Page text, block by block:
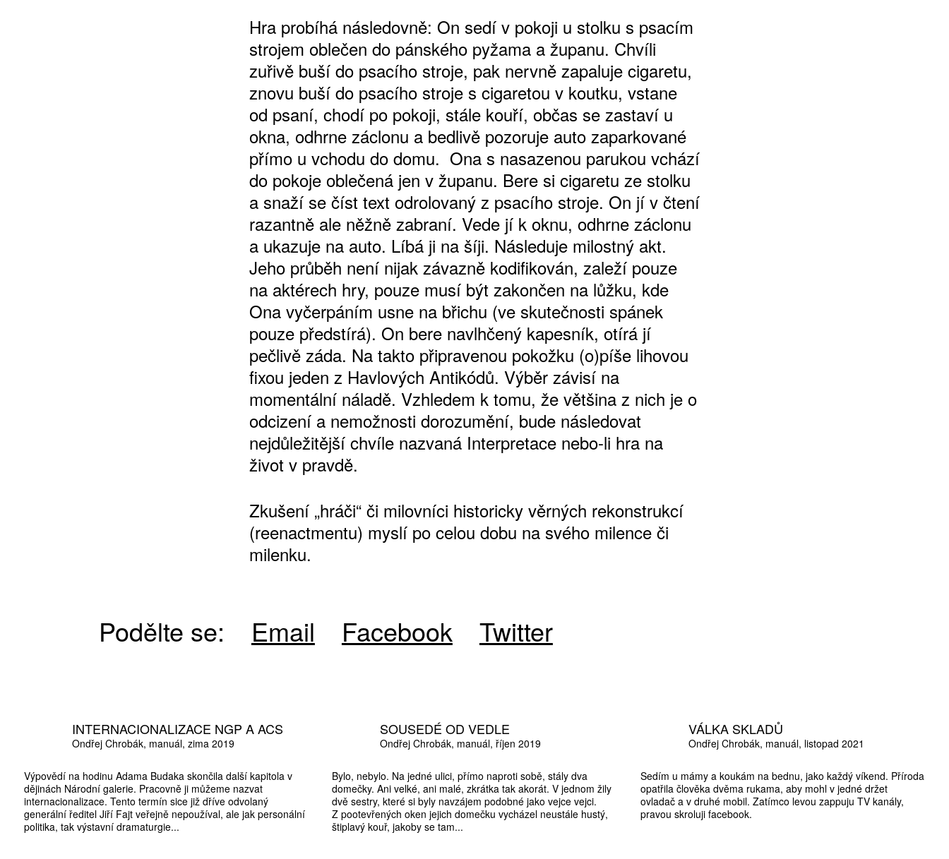
Hra probíhá následovně: On sedí v pokoji u stolku s psacím
strojem oblečen do pánského pyžama a županu. Chvíli
zuřivě buší do psacího stroje, pak nervně zapaluje cigaretu,
znovu buší do psacího stroje s cigaretou v koutku, vstane
od psaní, chodí po pokoji, stále kouří, občas se zastaví u
okna, odhrne záclonu a bedlivě pozoruje auto zaparkované
přímo u vchodu do domu. Ona s nasazenou parukou vchází
do pokoje oblečená jen v županu. Bere si cigaretu ze stolku
a snaží se číst text odrolovaný z psacího stroje. On jí v čtení
razantně ale něžně zabraní. Vede jí k oknu, odhrne záclonu
a ukazuje na auto. Líbá ji na šíji. Následuje milostný akt.
Jeho průběh není nijak závazně kodifikován, zaleží pouze
na aktérech hry, pouze musí být zakončen na lůžku, kde
Ona vyčerpáním usne na břichu (ve skutečnosti spánek
pouze předstírá). On bere navlhčený kapesník, otírá jí
pečlivě záda. Na takto připravenou pokožku (o)píše lihovou
fixou jeden z Havlových Antikódů. Výběr závisí na
momentální náladě. Vzhledem k tomu, že většina z nich je o
odcizení a nemožnosti dorozumění, bude následovat
nejdůležitější chvíle nazvaná Interpretace nebo-li hra na
život v pravdě.
Zkušení „hráči“ či milovníci historicky věrných rekonstrukcí
(reenactmentu) myslí po celou dobu na svého milence či
milenku.
Podělte se: Email Facebook Twitter
INTERNACIONALIZACE NGP A ACS
Ondřej Chrobák manuál zima 2019
Výpovědí na hodinu Adama Budaka skončila další kapitola v
dějinách Národní galerie. Pracovně ji můžeme nazvat
internacionalizace. Tento termín sice již dříve odvolaný
generální ředitel Jiří Fajt veřejně nepoužíval, ale jak personální
politika, tak výstavní dramaturgie...
SOUSEDÉ OD VEDLE
Ondřej Chrobák manuál říjen 2019
Bylo, nebylo. Na jedné ulici, přímo naproti sobě, stály dva
domečky. Ani velké, ani malé, zkrátka tak akorát. V jednom žily
dvě sestry, které si byly navzájem podobné jako vejce vejci.
Z pootevřených oken jejich domečku vycházel neustále hustý,
štiplavý kouř, jakoby se tam...
VÁLKA SKLADŮ
Ondřej Chrobák manuál listopad 2021
Sedím u mámy a koukám na bednu, jako každý víkend. Příroda
opatřila člověka dvěma rukama, aby mohl v jedné držet
ovladač a v druhé mobil. Zatímco levou zappuju TV kanály,
pravou skroluji facebook.
ČLENSKÁ KARTA ARTCARD
KOUPIT PŘEDPLATNÉ